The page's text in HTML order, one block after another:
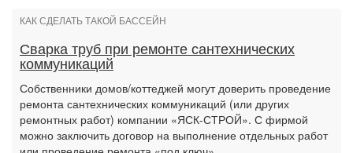
КАК СДЕЛАТЬ ТАКОЙ БАССЕЙН
Сварка труб при ремонте сантехнических
коммуникаций
Собственники домов/коттеджей могут доверить проведение
ремонта сантехнических коммуникаций (или других
ремонтных работ) компании «ЯСК-СТРОЙ». С фирмой
можно заключить договор на выполнение отдельных работ